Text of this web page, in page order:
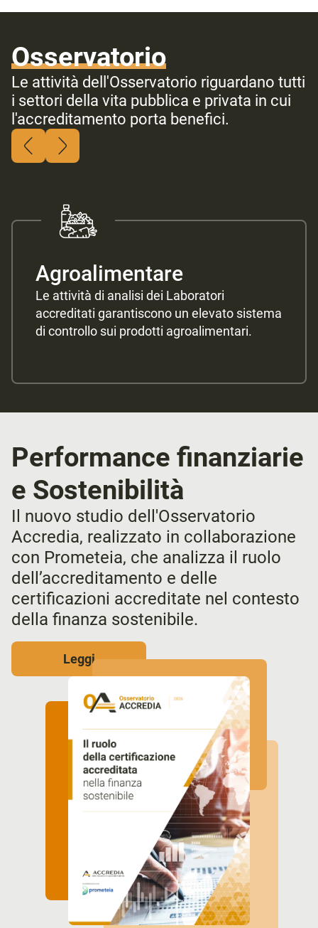
Osservatorio
Le attività dell'Osservatorio riguardano tutti
i settori della vita pubblica e privata in cui
l'accreditamento porta benefici.
Agroalimentare
Le attività di analisi dei Laboratori
accreditati garantiscono un elevato sistema
di controllo sui prodotti agroalimentari.
Performance finanziarie
e Sostenibilità
Il nuovo studio dell'Osservatorio
Accredia, realizzato in collaborazione
con Prometeia, che analizza il ruolo
dell’accreditamento e delle
certificazioni accreditate nel contesto
della finanza sostenibile.
Leggi